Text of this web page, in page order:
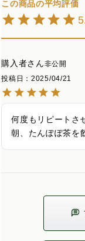
購入者
非公開
投稿日
2025/04/21
何度もリピートさ
朝、たんぽぽ茶を